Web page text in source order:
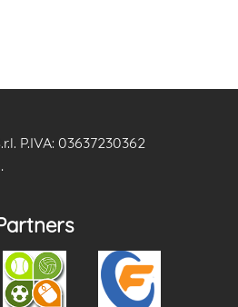
P.IVA: 03637230362
·